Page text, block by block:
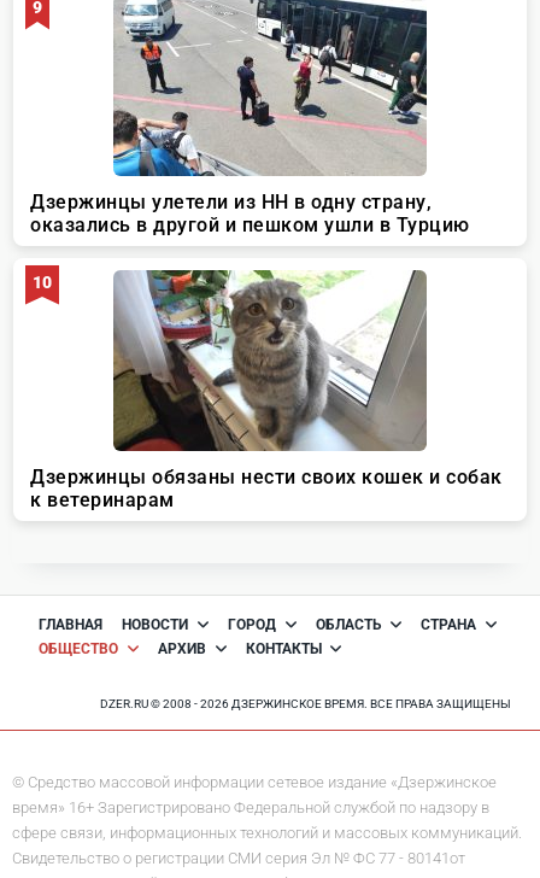
ГЛАВНАЯ НОВОСТИ ГОРОД ОБЛАСТЬ
СТРАНА
ОБЩЕСТВО
АРХИВ КОНТАКТЫ
DZER.RU © 2008 - 2026 ДЗЕРЖИНСКОЕ ВРЕМЯ. ВСЕ ПРАВА ЗАЩИЩЕНЫ
© Средство массовой информации сетевое издание «Дзержинское
время» 16+ Зарегистрировано Федеральной службой по надзору в
сфере связи, информационных технологий и массовых коммуникаций.
Свидетельство о регистрации СМИ серия Эл № ФС 77 - 80141от